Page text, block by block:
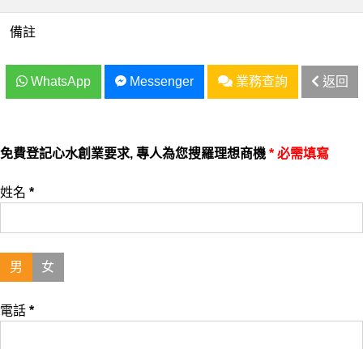
備註
WhatsApp Messenger 業務查詢 返回
免費登記心水創業要求, 專人為您搜羅理想商機 * 必需填寫
姓名 *
男 女
電話 *